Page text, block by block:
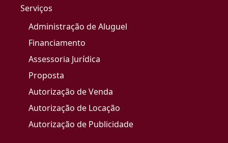
Serviços
Administração de Aluguel
Financiamento
Assessoria Jurídica
Proposta
Autorização de Venda
Autorização de Locação
Autorização de Publicidade